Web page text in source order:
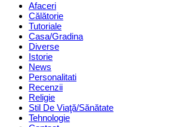
Afaceri
Călătorie
Tutoriale
Casa/Gradina
Diverse
Istorie
News
Personalitati
Recenzii
Religie
Stil De Viaţă/Sănătate
Tehnologie